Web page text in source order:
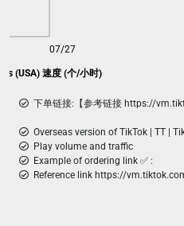
(USA) 速度 (个/小时)
07/27
下单链接:【参考链接 https://
Overseas version of TikTok | TT |
Play volume and traffic
Example of ordering link ✅ :
Reference link https://